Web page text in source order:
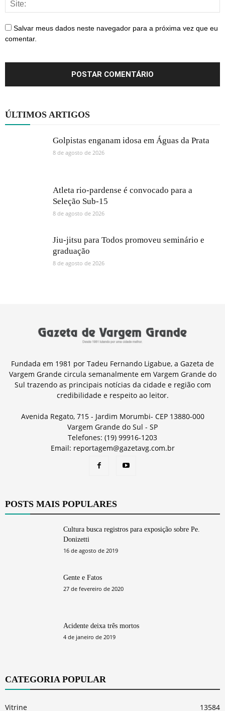
Salvar meus dados neste navegador para a próxima vez que eu
comentar.
ÚLTIMOS ARTIGOS
Golpistas enganam idosa em Águas da Prata
8 de agosto de 2026
Atleta rio-pardense é convocado para a
Seleção Sub-15
8 de agosto de 2026
Jiu-jitsu para Todos promoveu seminário e
graduação
8 de agosto de 2026
Fundada em 1981 por Tadeu Fernando Ligabue, a Gazeta de
Vargem Grande circula semanalmente em Vargem Grande do
Sul trazendo as principais notícias da cidade e região com
credibilidade e respeito ao leitor.
Avenida Regato, 715 - Jardim Morumbi- CEP 13880-000
Vargem Grande do Sul - SP
Telefones: (19) 99916-1203
Email: reportagem@gazetavg.com.br
POSTS MAIS POPULARES
Cultura busca registros para exposição sobre Pe.
Donizetti
16 de agosto de 2019
Gente e Fatos
27 de fevereiro de 2020
Acidente deixa três mortos
4 de janeiro de 2019
CATEGORIA POPULAR
Vitrine 13584